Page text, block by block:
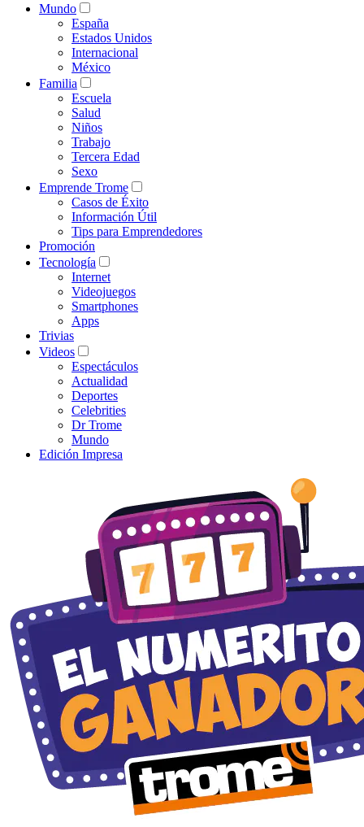
Mundo
España
Estados Unidos
Internacional
México
Familia
Escuela
Salud
Niños
Trabajo
Tercera Edad
Sexo
Emprende Trome
Casos de Éxito
Información Útil
Tips para Emprendedores
Promoción
Tecnología
Internet
Videojuegos
Smartphones
Apps
Trivias
Videos
Espectáculos
Actualidad
Deportes
Celebrities
Dr Trome
Mundo
Edición Impresa